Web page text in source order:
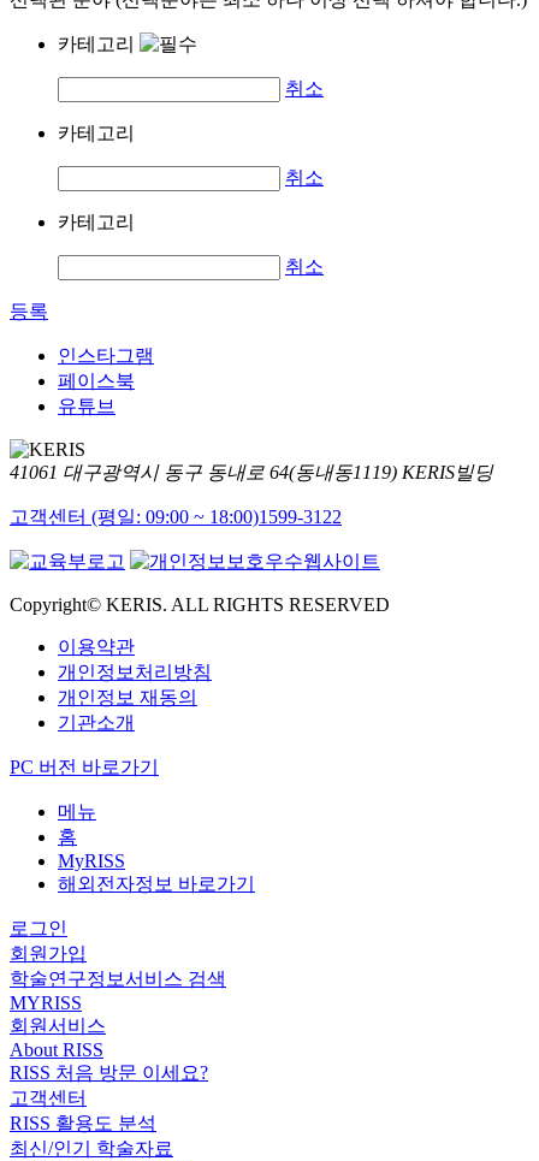
카테고리
취소
카테고리
취소
카테고리
취소
등록
인스타그램
페이스북
유튜브
41061 대구광역시 동구 동내로 64(동내동1119) KERIS빌딩
고객센터 (평일: 09:00 ~ 18:00)1599-3122
Copyright© KERIS. ALL RIGHTS RESERVED
이용약관
개인정보처리방침
개인정보 재동의
기관소개
PC 버전 바로가기
메뉴
홈
MyRISS
해외전자정보 바로가기
로그인
회원가입
학술연구정보서비스 검색
MYRISS
회원서비스
About RISS
RISS 처음 방문 이세요?
고객센터
RISS 활용도 분석
최신/인기 학술자료